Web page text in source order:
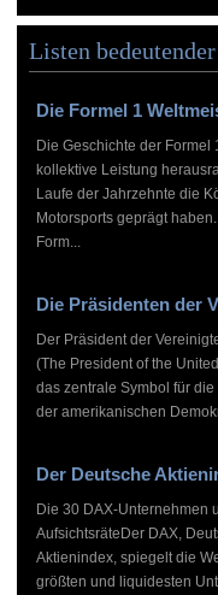
Listen
Die Formel 1
Die Geschichte der Formel
kollektive Leistung
Laufe der Jahrzehnte die
Motorsports geprägt
Form...
Die Präsidenten der
Der Präsident der
(The President of the
das zentrale Symbol für
der amerikanischen
Der Deutsche
Die 30 DAX-Unternehmen
AufsichtsräteDer DAX,
Aktienindex, spiegelt die
größten und liquidesten